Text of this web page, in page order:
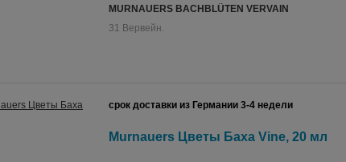
MURNAUERS BACHBLÜTEN VERVAIN
31 Вервейн.
срок доставки из Германии 3-4 недели
Murnauers Цветы Баха Vine, 20 мл